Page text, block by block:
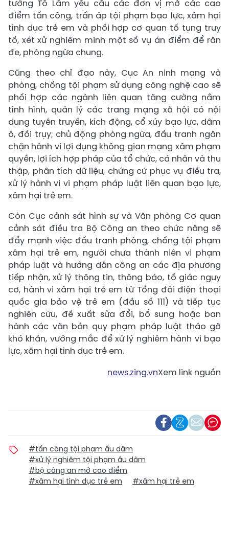
tướng Tô Lâm yêu cầu các đơn vị mở các cao
điểm tấn công, trấn áp tội phạm bạo lực, xâm hại
tình dục trẻ em và phối hợp cơ quan tố tụng truy
tố, xét xử nghiêm minh một số vụ án điểm để răn
đe, phòng ngừa chung.
Cũng theo chỉ đạo này, Cục An ninh mạng và
phòng, chống tội phạm sử dụng công nghệ cao sẽ
phối hợp các ngành liên quan tăng cường nắm
tình hình, quản lý các trang mạng xã hội có nội
dung tuyên truyền, kích động, cổ xúy bạo lực, dâm
ô, đồi trụy; chủ động phòng ngừa, đấu tranh ngăn
chặn hành vi lợi dụng không gian mạng xâm phạm
quyền, lợi ích hợp pháp của tổ chức, cá nhân và thu
thập, phân tích dữ liệu, chứng cứ phục vụ điều tra,
xử lý hành vi vi phạm pháp luật liên quan bạo lực,
xâm hại trẻ em.
Còn Cục cảnh sát hình sự và Văn phòng Cơ quan
cảnh sát điều tra Bộ Công an theo chức năng sẽ
đẩy mạnh việc đấu tranh phòng, chống tội phạm
xâm hại trẻ em, người chưa thành niên vi phạm
pháp luật và hướng dẫn công an các địa phương
tiếp nhận, xử lý thông tin, thông báo, tố giác nguy
cơ, hành vi xâm hại trẻ em từ Tổng đài điện thoại
quốc gia bảo vệ trẻ em (đầu số 111) và tiếp tục
nghiên cứu, đề xuất sửa đổi, bổ sung hoặc ban
hành các văn bản quy phạm pháp luật tháo gỡ
khó khăn, vướng mắc để xử lý nghiêm hành vi bạo
lực, xâm hại tình dục trẻ em.
news.zing.vnXem link nguồn
#tấn công tội phạm ấu dâm
#xử lý nghiêm tội phạm ấu dâm
#bộ công an mở cao điểm
#xâm hại tình dục trẻ em
#xâm hại trẻ em